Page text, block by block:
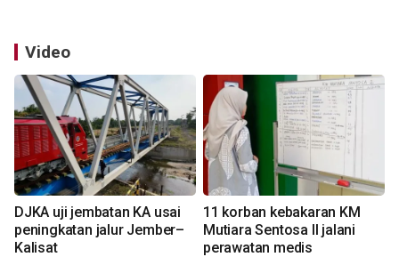
Video
DJKA uji jembatan KA usai
peningkatan jalur Jember–
Kalisat
11 korban kebakaran KM
Mutiara Sentosa II jalani
perawatan medis